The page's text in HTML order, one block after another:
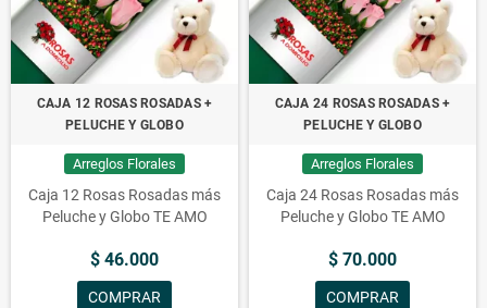
CAJA 12 ROSAS ROSADAS +
PELUCHE Y GLOBO
Arreglos Florales
Caja 12 Rosas Rosadas más
Peluche y Globo TE AMO
$ 46.000
COMPRAR
CAJA 24 ROSAS ROSADAS +
PELUCHE Y GLOBO
Arreglos Florales
Caja 24 Rosas Rosadas más
Peluche y Globo TE AMO
$ 70.000
COMPRAR